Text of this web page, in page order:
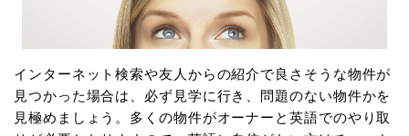
インターネット検索や友人からの紹介で良さそうな物件が
見つかった場合は、必ず見学に行き、問題のない物件かを
見極めましょう。多くの物件がオーナーと英語でのやり取